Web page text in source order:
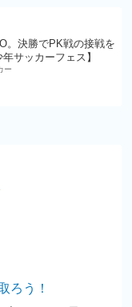
。決勝でPK戦の接戦を
サッカーフェス】
ー
ろう！